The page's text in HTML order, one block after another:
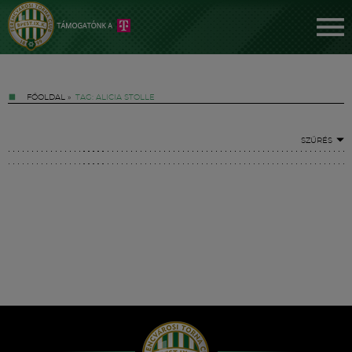
FŐOLDAL » TAG: ALICIA STOLLE
SZŰRÉS
Hírek